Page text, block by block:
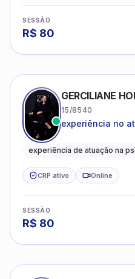
SESSÃO
R$ 80
GERCILIANE
15/8540
experiência no
catastróficos e
experiência de atuação na
CRP ativo Online
SESSÃO
R$ 80